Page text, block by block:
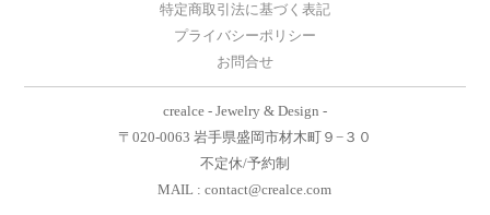
特定商取引法に基づく表記
プライバシーポリシー
お問合せ
crealce - Jewelry & Design -
〒020-0063 岩手県盛岡市材木町９−３０
不定休/予約制
MAIL : contact@crealce.com